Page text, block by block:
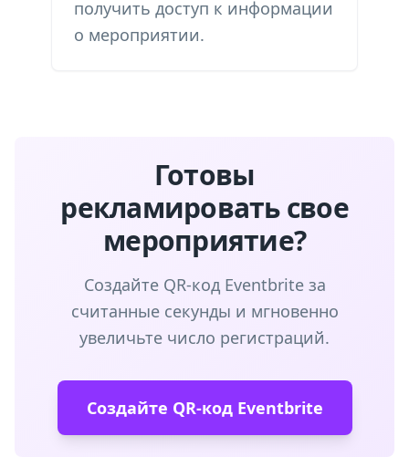
получить доступ к информации
о мероприятии.
Готовы
рекламировать свое
мероприятие?
Создайте QR-код Eventbrite за
считанные секунды и мгновенно
увеличьте число регистраций.
Создайте QR-код Eventbrite